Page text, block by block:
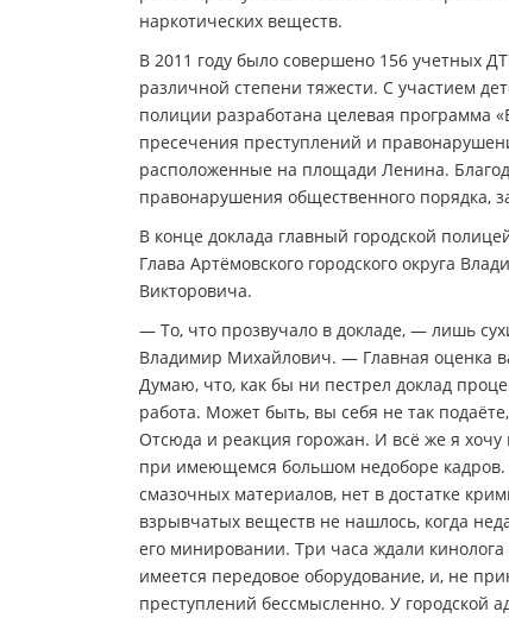
наркотических веществ.
В 2011 году было совершено 156 учетных
различной степени тяжести. С участием
полиции разработана целевая программа
пресечения преступлений и
расположенные на площади Ленина.
правонарушения общественного порядка,
В конце доклада главный городской
Глава Артёмовского городского округа
Викторовича.
— То, что прозвучало в докладе, — лишь
Владимир Михайлович. — Главная оценка
Думаю, что, как бы ни пестрел доклад
работа. Может быть, вы себя не так
Отсюда и реакция горожан. И всё же я
при имеющемся большом недоборе кадров.
смазочных материалов, нет в достатке
взрывчатых веществ не нашлось, когда
его минировании. Три часа ждали
имеется передовое оборудование, и, не
преступлений бессмысленно. У городской